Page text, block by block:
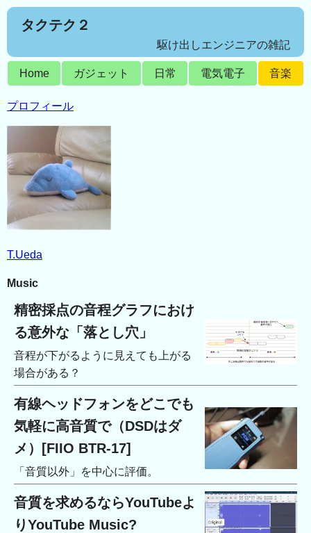
タクテク２
駆け出しエンジニアの雑記
Home ガジェット 日常 電気電子 音楽
プロフィール
T.Ueda
Music
精密採点の音程グラフにおけ
る意外な「落とし穴」
音程が下がるように見えても上がる
場合がある？
有線ヘッドフォンをどこでも
気軽に高音質で（DSDはダ
メ）[FIIO BTR-17]
「音質以外」を中心に評価。
音質を求めるならYouTubeよ
りYouTube Music?